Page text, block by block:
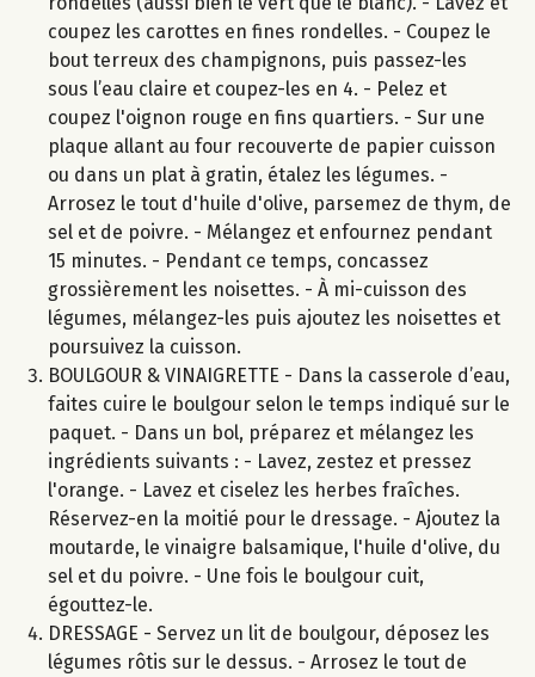
coupez les carottes en fines rondelles. - Coupez le
bout terreux des champignons, puis passez-les
sous l’eau claire et coupez-les en 4. - Pelez et
coupez l'oignon rouge en fins quartiers. - Sur une
plaque allant au four recouverte de papier cuisson
ou dans un plat à gratin, étalez les légumes. -
Arrosez le tout d'huile d'olive, parsemez de thym, de
sel et de poivre. - Mélangez et enfournez pendant
15 minutes. - Pendant ce temps, concassez
grossièrement les noisettes. - À mi-cuisson des
légumes, mélangez-les puis ajoutez les noisettes et
poursuivez la cuisson.
BOULGOUR & VINAIGRETTE - Dans la casserole d’eau,
faites cuire le boulgour selon le temps indiqué sur le
paquet. - Dans un bol, préparez et mélangez les
ingrédients suivants : - Lavez, zestez et pressez
l'orange. - Lavez et ciselez les herbes fraîches.
Réservez-en la moitié pour le dressage. - Ajoutez la
moutarde, le vinaigre balsamique, l'huile d'olive, du
sel et du poivre. - Une fois le boulgour cuit,
égouttez-le.
DRESSAGE - Servez un lit de boulgour, déposez les
légumes rôtis sur le dessus. - Arrosez le tout de